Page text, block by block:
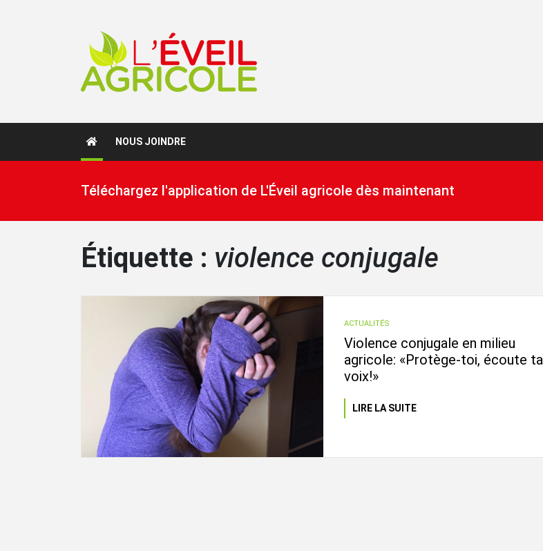
NOUS JOINDRE
Téléchargez l'application de L'Éveil agricole dès maintenant
Étiquette : violence conjugale
ACTUALITÉS
Violence conjugale en milieu
agricole: «Protège-toi, écoute ta
voix!»
LIRE LA SUITE